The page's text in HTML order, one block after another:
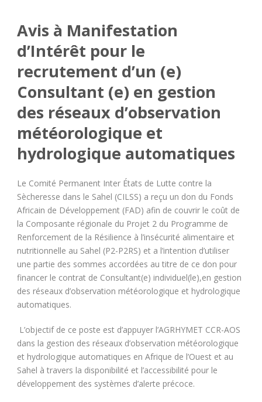
Avis à Manifestation
d’Intérêt pour le
recrutement d’un (e)
Consultant (e) en gestion
des réseaux d’observation
météorologique et
hydrologique automatiques
Le Comité Permanent Inter États de Lutte contre la
Sècheresse dans le Sahel (CILSS) a reçu un don du Fonds
Africain de Développement (FAD) afin de couvrir le coût de
la Composante régionale du Projet 2 du Programme de
Renforcement de la Résilience à l’insécurité alimentaire et
nutritionnelle au Sahel (P2-P2RS) et a l’intention d’utiliser
une partie des sommes accordées au titre de ce don pour
financer le contrat de Consultant(e) individuel(le),en gestion
des réseaux d’observation météorologique et hydrologique
automatiques.
L’objectif de ce poste est d’appuyer l’AGRHYMET CCR-AOS
dans la gestion des réseaux d’observation météorologique
et hydrologique automatiques en Afrique de l’Ouest et au
Sahel à travers la disponibilité et l’accessibilité pour le
développement des systèmes d’alerte précoce.